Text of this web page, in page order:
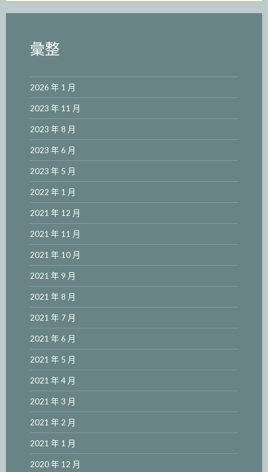
彙整
2026 年 1 月
2023 年 11 月
2023 年 8 月
2023 年 6 月
2023 年 5 月
2022 年 1 月
2021 年 12 月
2021 年 11 月
2021 年 10 月
2021 年 9 月
2021 年 8 月
2021 年 7 月
2021 年 6 月
2021 年 5 月
2021 年 4 月
2021 年 3 月
2021 年 2 月
2021 年 1 月
2020 年 12 月